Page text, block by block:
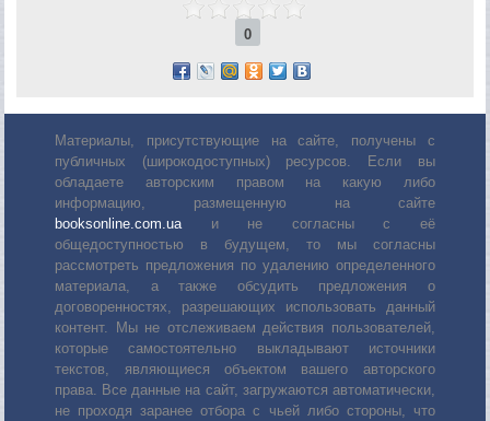
0
Материалы, присутствующие на сайте, получены с
публичных (широкодоступных) ресурсов. Если вы
обладаете авторским правом на какую либо
информацию, размещенную на сайте
booksonline.com.ua и не согласны с её
общедоступностью в будущем, то мы согласны
рассмотреть предложения по удалению определенного
материала, а также обсудить предложения о
договоренностях, разрешающих использовать данный
контент. Мы не отслеживаем действия пользователей,
которые самостоятельно выкладывают источники
текстов, являющиеся объектом вашего авторского
права. Все данные на сайт, загружаются автоматически,
не проходя заранее отбора с чьей либо стороны, что